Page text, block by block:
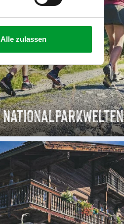
Alle zulassen
Nationalparkwelten